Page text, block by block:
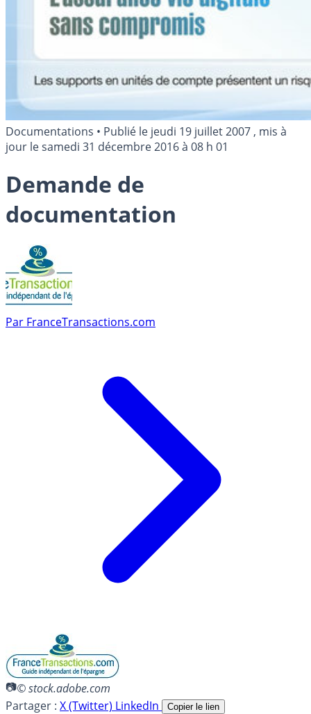
Documentations • Publié le jeudi 19 juillet 2007 , mis à
jour lesamedi 31 décembre 2016 à 08 h 01
Demande de
documentation
Par FranceTransactions.com
© stock.adobe.com
Partager : X (Twitter) LinkedIn Copier le lien